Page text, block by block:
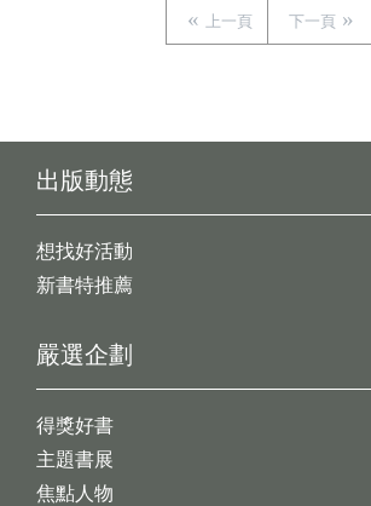
上一頁 下一頁
出版動態
想找好活動
新書特推薦
嚴選企劃
得獎好書
主題書展
焦點人物